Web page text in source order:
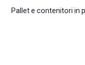
Pallet e contenitori in